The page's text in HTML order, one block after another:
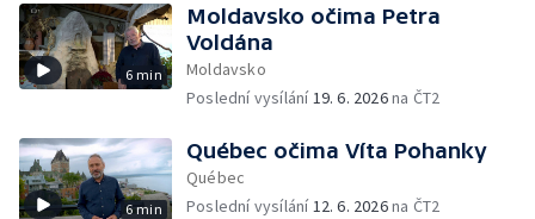
6 min
Moldavsko očima Petra
Voldána
Moldavsko
Poslední vysílání19. 6. 2026na ČT2
6 min
Québec očima Víta Pohanky
Québec
Poslední vysílání12. 6. 2026na ČT2